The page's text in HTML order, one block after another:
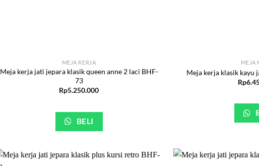
MEJA KERJA
Meja kerja jati jepara klasik queen anne 2 laci BHF-
73
Rp5.250.000
BELI
MEJA
Meja kerja klasik kayu
Rp